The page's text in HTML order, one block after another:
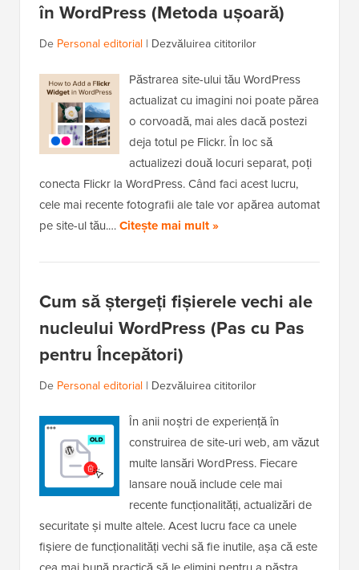
în WordPress (Metoda ușoară)
De Personal editorial | Dezvăluirea cititorilor
Păstrarea site-ului tău WordPress
actualizat cu imagini noi poate părea
o corvoadă, mai ales dacă postezi
deja totul pe Flickr. În loc să
actualizezi două locuri separat, poți
conecta Flickr la WordPress. Când faci acest lucru,
cele mai recente fotografii ale tale vor apărea automat
pe site-ul tău.…Citește mai mult »
Cum să ștergeți fișierele vechi ale
nucleului WordPress (Pas cu Pas
pentru Începători)
De Personal editorial | Dezvăluirea cititorilor
În anii noștri de experiență în
construirea de site-uri web, am văzut
multe lansări WordPress. Fiecare
lansare nouă include cele mai
recente funcționalități, actualizări de
securitate și multe altele. Acest lucru face ca unele
fișiere de funcționalități vechi să fie inutile, așa că este